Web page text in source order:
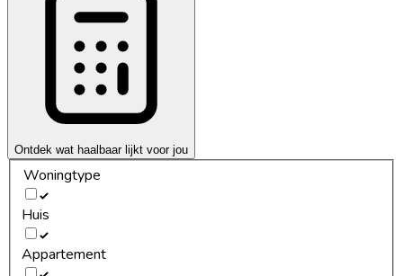
Ontdek wat haalbaar lijkt voor jou
Woningtype
Huis
Appartement